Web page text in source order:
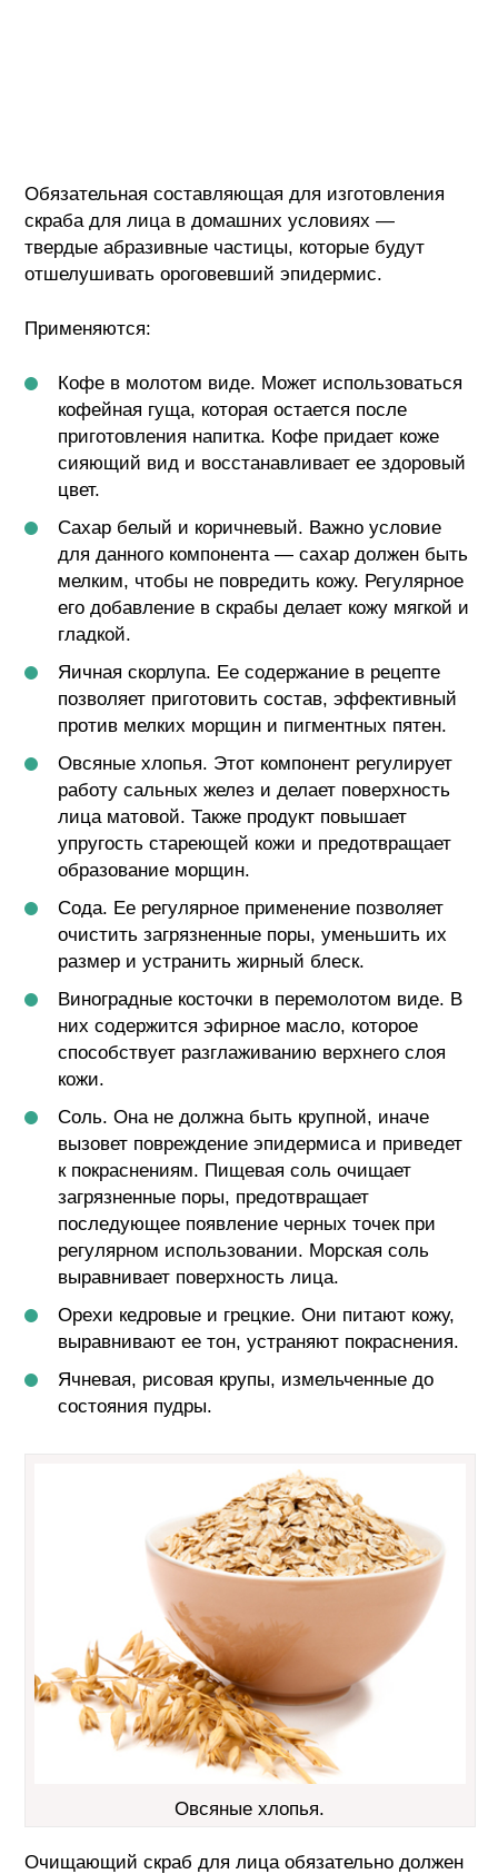
Обязательная составляющая для изготовления
скраба для лица в домашних условиях —
твердые абразивные частицы, которые будут
отшелушивать ороговевший эпидермис.
Применяются:
Кофе в молотом виде. Может использоваться
кофейная гуща, которая остается после
приготовления напитка. Кофе придает коже
сияющий вид и восстанавливает ее здоровый
цвет.
Сахар белый и коричневый. Важно условие
для данного компонента — сахар должен быть
мелким, чтобы не повредить кожу. Регулярное
его добавление в скрабы делает кожу мягкой и
гладкой.
Яичная скорлупа. Ее содержание в рецепте
позволяет приготовить состав, эффективный
против мелких морщин и пигментных пятен.
Овсяные хлопья. Этот компонент регулирует
работу сальных желез и делает поверхность
лица матовой. Также продукт повышает
упругость стареющей кожи и предотвращает
образование морщин.
Сода. Ее регулярное применение позволяет
очистить загрязненные поры, уменьшить их
размер и устранить жирный блеск.
Виноградные косточки в перемолотом виде. В
них содержится эфирное масло, которое
способствует разглаживанию верхнего слоя
кожи.
Соль. Она не должна быть крупной, иначе
вызовет повреждение эпидермиса и приведет
к покраснениям. Пищевая соль очищает
загрязненные поры, предотвращает
последующее появление черных точек при
регулярном использовании. Морская соль
выравнивает поверхность лица.
Орехи кедровые и грецкие. Они питают кожу,
выравнивают ее тон, устраняют покраснения.
Ячневая, рисовая крупы, измельченные до
состояния пудры.
Овсяные хлопья.
Очищающий скраб для лица обязательно должен